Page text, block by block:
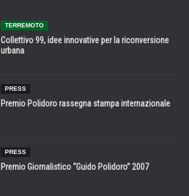
TERREMOTO
Collettivo 99, idee innovative per la riconversione
urbana
PRESS
Premio Polidoro rassegna stampa internazionale
PRESS
Premio Giornalistico “Guido Polidoro” 2007